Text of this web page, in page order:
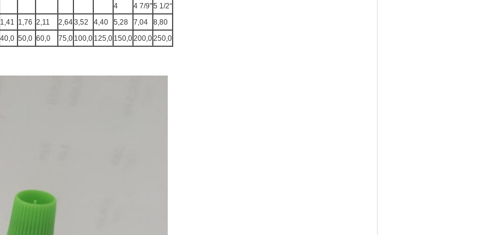
4 4 7/9"5 1/2“
1,41 1,76 2,11 2,643,52 4,40 5,28 7,04
8,80
40,0 50,0 60,0 75,0 100,0 125,0 150,0200,0250,0